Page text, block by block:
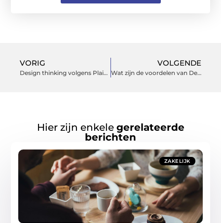
VORIG
Design thinking volgens Plaisier Interieur
VOLGENDE
Wat zijn de voordelen van Device Lifecycle Management
Hier zijn enkele gerelateerde
berichten
ZAKELIJK